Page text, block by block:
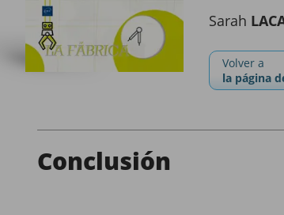
Sarah
Volver a
la página
Conclusión